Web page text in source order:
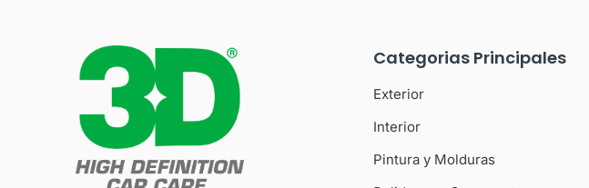
Categorias Principales
Exterior
Interior
Pintura y Molduras